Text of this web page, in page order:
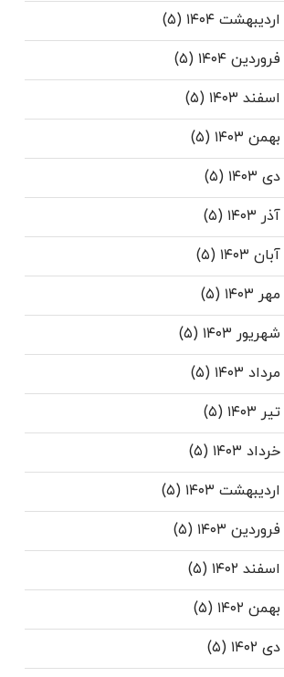
اردیبهشت ۱۴۰۴
(۵)
فروردین ۱۴۰۴
(۵)
اسفند ۱۴۰۳
(۵)
بهمن ۱۴۰۳
(۵)
دی ۱۴۰۳
(۵)
آذر ۱۴۰۳
(۵)
آبان ۱۴۰۳
(۵)
مهر ۱۴۰۳
(۵)
شهریور ۱۴۰۳
(۵)
مرداد ۱۴۰۳
(۵)
تیر ۱۴۰۳
(۵)
خرداد ۱۴۰۳
(۵)
اردیبهشت ۱۴۰۳
(۵)
فروردین ۱۴۰۳
(۵)
اسفند ۱۴۰۲
(۵)
بهمن ۱۴۰۲
(۵)
دی ۱۴۰۲
(۵)